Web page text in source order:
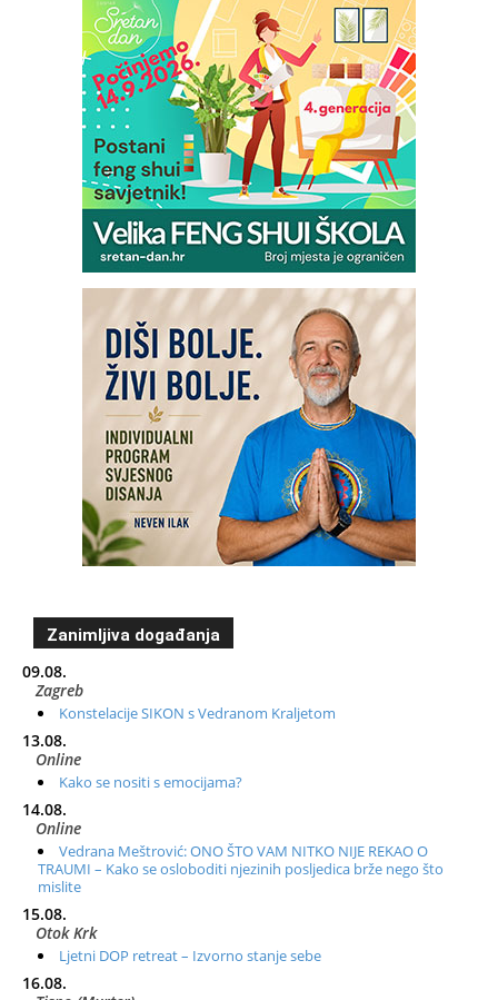
Zanimljiva događanja
09.08.
Zagreb
Konstelacije SIKON s Vedranom Kraljetom
13.08.
Online
Kako se nositi s emocijama?
14.08.
Online
Vedrana Meštrović: ONO ŠTO VAM NITKO NIJE REKAO O
TRAUMI – Kako se osloboditi njezinih posljedica brže nego što
mislite
15.08.
Otok Krk
Ljetni DOP retreat – Izvorno stanje sebe
16.08.